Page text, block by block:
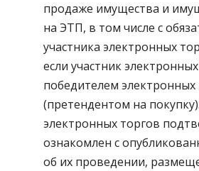
продаже имущества и
на ЭТП, в том числе с
участника электронных
если участник
победителем электронных
(претендентом на
электронных торгов
ознакомлен с
об их проведении,